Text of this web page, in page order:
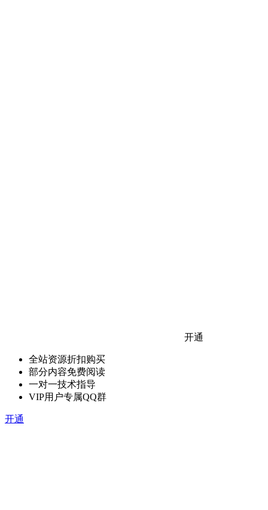
开通
全站资源折扣购买
部分内容免费阅读
一对一技术指导
VIP用户专属QQ群
开通